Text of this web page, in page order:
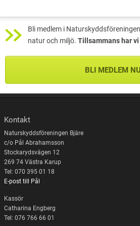
Bli medlem i
natur och miljö. Tillsammans har
BLI MEDLEM NU
Kontakt
Naturskyddsföreningen Bjäre
c/o Pål Abrahamsson
Stockarydsvägen 12
269 74 Västra Karup
Tel: 070 395 01 18
E-post till Pål
Kassör
Catharina Engberg
Tel: 076 766 66 01